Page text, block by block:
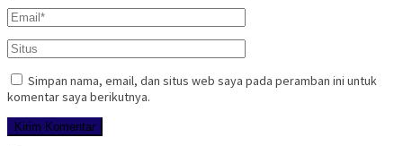
Simpan nama, email, dan situs web saya pada peramban ini untuk
komentar saya berikutnya.